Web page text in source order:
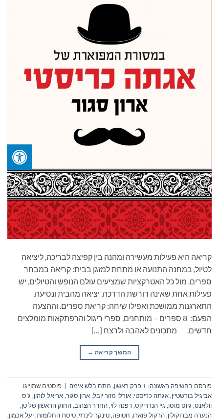
קריאה היא פעילות מעשירה ומהנה בין קפיצה לבריכה, ליציאה
לטיול, במחנה התנועה או מתחת למזגן בבית: קריאה במבחר
ספרים. מול כל האטרקציות שמציעים עולם הנופש והטיולים, יש
פעילות אחת שאינה דורשת הדרכה, יציאה מהבית ונסיעה,
התארגנות ממושכת ואפילו שיחה: קריאת ספרים. וההצעה
הפעם: 8 ספרים – מותחנים, ספרי ריגול והרפתקאות מומלצים
חדשים. מתכונים לאהבה ולרצח […]
המשך קריאה →
פורסם בחשיפה ראשונה: + פרק ראשון, מתח בלש אימה
פוסטים שתוייגו
אביגיל בורשטיין,אגתה כריסטי,אורלי מזור יובל,ארון סגור,אריאל לוהון, ג'ס
וולאנס, גיוס מוסו, גיי הנדריקס,דפנה לוי,החדר הצהוב,החוק הראשון של טן,
הנערה מברוקולין,הרקול פוארו, חטופה,טינקר לינדזי,טיסת החלומות,יעל אכמון,